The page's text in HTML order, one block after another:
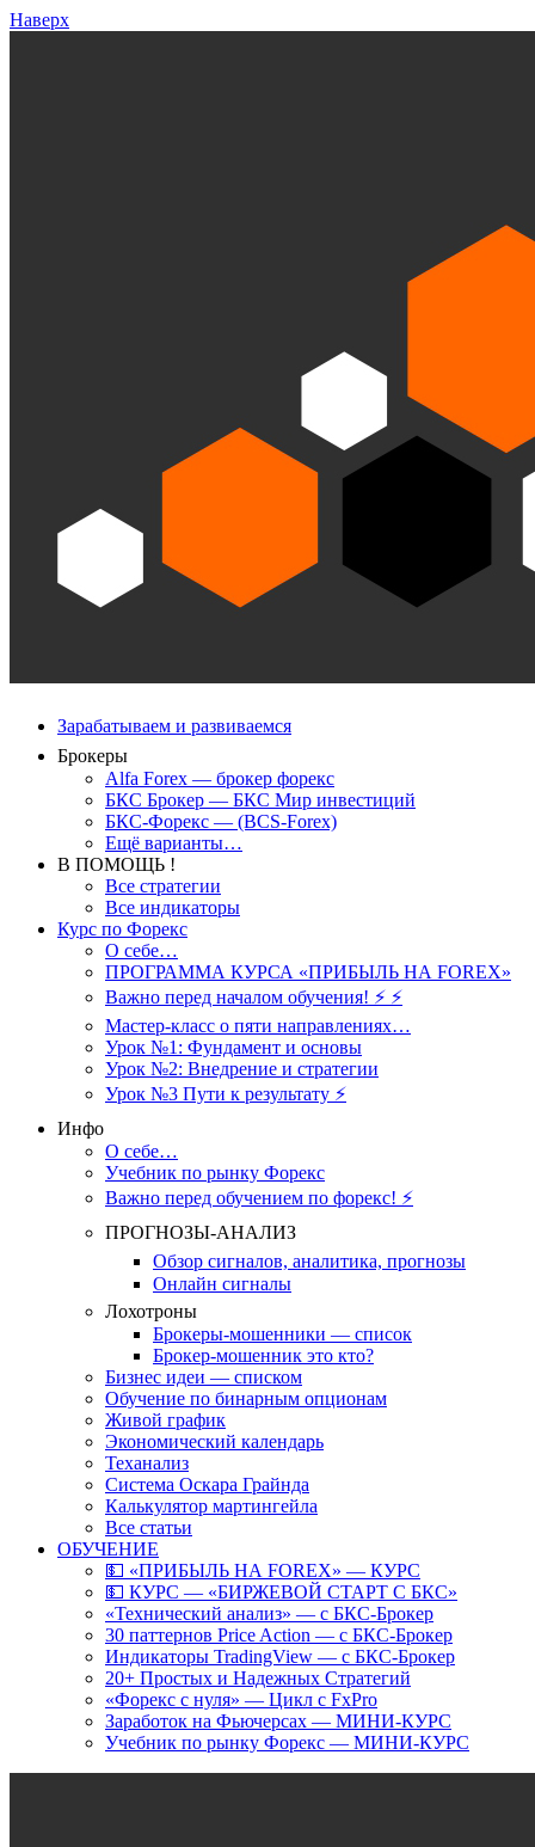
Наверх
Зарабатываем и развиваемся
Брокеры
Alfa Forex — брокер форекс
БКС Брокер — БКС Мир инвестиций
БКС-Форекс — (BCS-Forex)
Ещё варианты…
В ПОМОЩЬ !
Все стратегии
Все индикаторы
Курс по Форекс
О себе…
ПРОГРАММА КУРСА «ПРИБЫЛЬ НА FOREX»
Важно перед началом обучения! ⚡ ⚡
Мастер-класс о пяти направлениях…
Урок №1: Фундамент и основы
Урок №2: Внедрение и стратегии
Урок №3 Пути к результату ⚡️
Инфо
О себе…
Учебник по рынку Форекс
Важно перед обучением по форекс! ⚡
ПРОГНОЗЫ-АНАЛИЗ
Обзор сигналов, аналитика, прогнозы
Онлайн сигналы
Лохотроны
Брокеры-мошенники — список
Брокер-мошенник это кто?
Бизнес идеи — списком
Обучение по бинарным опционам
Живой график
Экономический календарь
Теханализ
Система Оскара Грайнда
Калькулятор мартингейла
Все статьи
ОБУЧЕНИЕ
💵 «ПРИБЫЛЬ НА FOREX» — КУРС
💵 КУРС — «БИРЖЕВОЙ СТАРТ С БКС»
«Технический анализ» — с БКС-Брокер
30 паттернов Price Action — с БКС-Брокер
Индикаторы TradingView — с БКС-Брокер
20+ Простых и Надежных Стратегий
«Форекс с нуля» — Цикл с FxPro
Заработок на Фьючерсах — МИНИ-КУРС
Учебник по рынку Форекс — МИНИ-КУРС